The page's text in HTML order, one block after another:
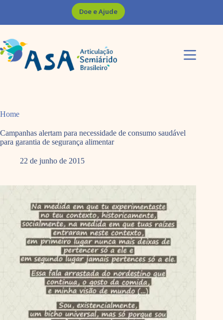
Doe e Ajude
Home
Campanhas alertam para necessidade de consumo saudável
para garantia de segurança alimentar
22 de junho de 2015